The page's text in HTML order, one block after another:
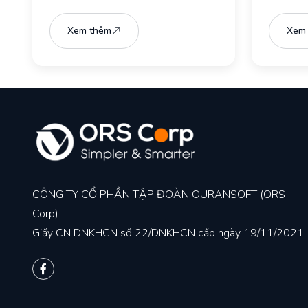
Xem thêm
CÔNG TY CỔ PHẦN TẬP ĐOÀN OURANSOFT (ORS
Corp)
Giấy CN DNKHCN số 22/DNKHCN cấp ngày 19/11/2021